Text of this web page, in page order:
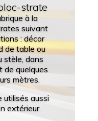
strate
à la
suivant
: décor
de table ou
stèle, dans
de quelques
mètres.
utilisés aussi
extérieur.